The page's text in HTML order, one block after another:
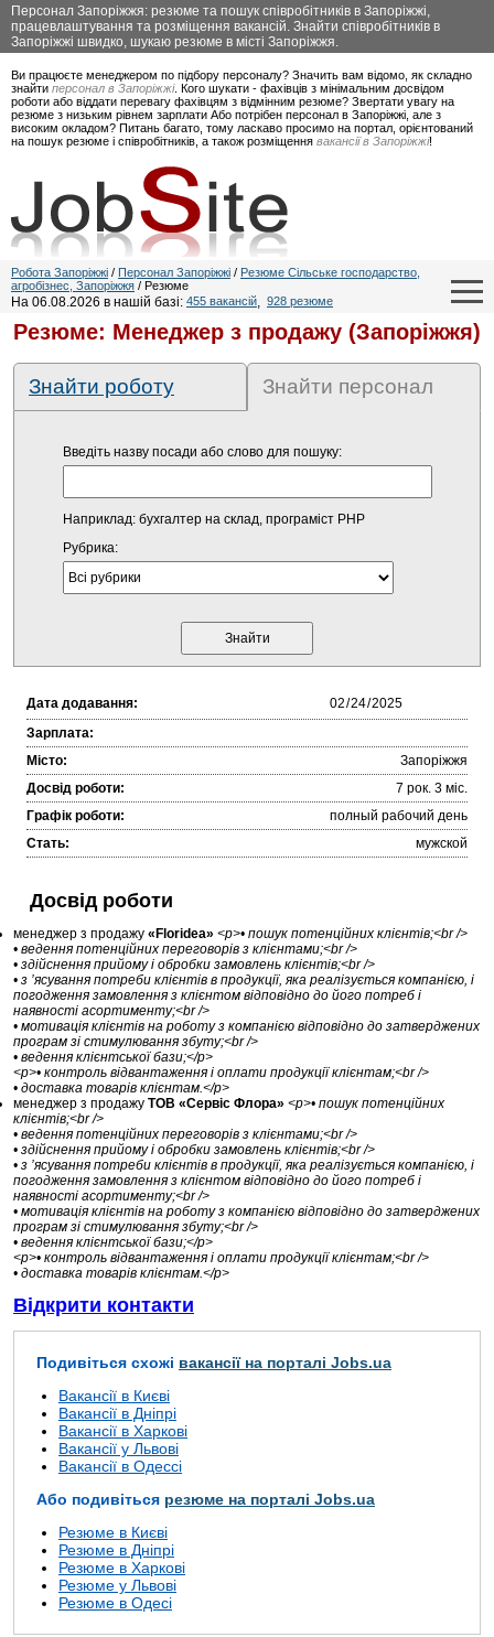
Персонал Запоріжжя: резюме та пошук співробітників в Запоріжжі,
працевлаштування та розміщення вакансій. Знайти співробітників в
Запоріжжі швидко, шукаю резюме в місті Запоріжжя.
Ви працюєте менеджером по підбору персоналу? Значить вам відомо, як складно
знайти персонал в Запоріжжі. Кого шукати - фахівців з мінімальним досвідом
роботи або віддати перевагу фахівцям з відмінним резюме? Звертати увагу на
резюме з низьким рівнем зарплати Або потрібен персонал в Запоріжжі, але з
високим окладом? Питань багато, тому ласкаво просимо на портал, орієнтований
на пошук резюме і співробітників, а також розміщення вакансії в Запоріжжі!
Робота Запоріжжі / Персонал Запоріжжі / Резюме Сільське господарство,
агробізнес, Запоріжжя / Резюме
На 06.08.2026 в нашій базі: 455 вакансій, 928 резюме
Резюме: Менеджер з продажу (Запоріжжя)
Знайти роботу Знайти персонал
Введіть назву посади або слово для пошуку:
Наприклад: бухгалтер на склад, програміст PHP
Рубрика:
Дата додавання:
Зарплата:
Місто:
Запоріжжя
Досвід роботи:
7 рок. 3 міc.
Графік роботи:
полный рабочий день
Стать:
мужской
Досвід роботи
менеджер з продажу «Floridea» <p>• пошук потенційних клієнтів;<br />
• ведення потенційних переговорів з клієнтами;<br />
• здійснення прийому і обробки замовлень клієнтів;<br />
• з ’ясування потреби клієнтів в продукції, яка реалізується компанією, і
погодження замовлення з клієнтом відповідно до його потреб і
наявності асортименту;<br />
• мотивація клієнтів на роботу з компанією відповідно до затверджених
програм зі стимулювання збуту;<br />
• ведення клієнтської бази;</p>
<p>• контроль відвантаження і оплати продукції клієнтам;<br />
• доставка товарів клієнтам.</p>
менеджер з продажу ТОВ «Сервіс Флора» <p>• пошук потенційних
клієнтів;<br />
• ведення потенційних переговорів з клієнтами;<br />
• здійснення прийому і обробки замовлень клієнтів;<br />
• з ’ясування потреби клієнтів в продукції, яка реалізується компанією, і
погодження замовлення з клієнтом відповідно до його потреб і
наявності асортименту;<br />
• мотивація клієнтів на роботу з компанією відповідно до затверджених
програм зі стимулювання збуту;<br />
• ведення клієнтської бази;</p>
<p>• контроль відвантаження і оплати продукції клієнтам;<br />
• доставка товарів клієнтам.</p>
Відкрити контакти
Подивіться схожі вакансії на порталі Jobs.ua
Вакансії в Києві
Вакансії в Дніпрі
Вакансії в Харкові
Вакансії у Львові
Вакансії в Одессі
Або подивіться резюме на порталі Jobs.ua
Резюме в Києві
Резюме в Дніпрі
Резюме в Харкові
Резюме у Львові
Резюме в Одесі